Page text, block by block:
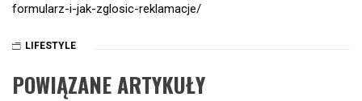
formularz-i-jak-zglosic-reklamacje/
LIFESTYLE
POWIĄZANE ARTYKUŁY